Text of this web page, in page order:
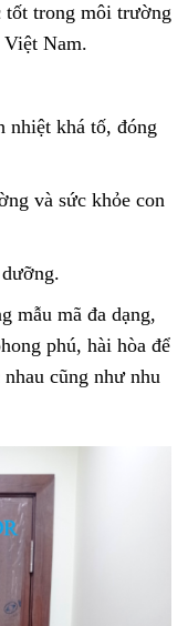
tốt trong môi trường
Nam.
nhiệt khá tố, đóng
và sức khỏe con
mẫu mã đa dạng,
phú, hài hòa để
cũng như nhu